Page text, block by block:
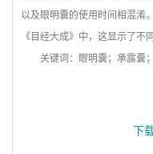
以及眼明囊的使用时间相混淆
《目经大成》中，这显示了不
关键词：眼明囊；承露囊
下